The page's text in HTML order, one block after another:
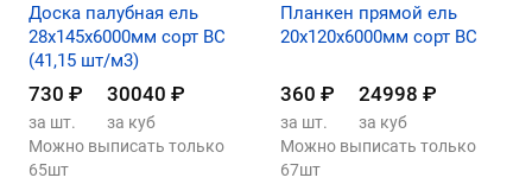
Планкен прямой ель
20х120х6000мм сорт ВС
360 ₽ 24998 ₽
за шт.
за куб
Можно выписать только
67шт
Доска палубная ель
28х145х6000мм сорт ВС
(41,15 шт/м3)
730 ₽ 30040 ₽
за шт.
за куб
Можно выписать только
65шт